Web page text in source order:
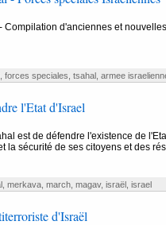
Compilation d'anciennes et
forces speciales tsahal, armee
l'Etat d'Israel
est de défendre l'existence de
la sécurité de ses citoyens et des
, merkava, march, magav, israël, israel
d'Israël